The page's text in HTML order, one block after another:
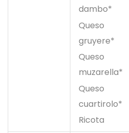
dambo*
Queso
gruyere*
Queso
muzarella*
Queso
cuartirolo*
Ricota